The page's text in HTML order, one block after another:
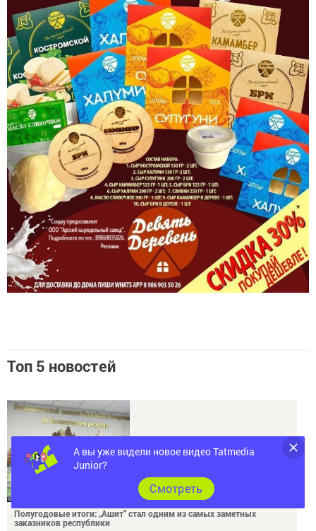
Топ 5 новостей
Полугодовые итоги: „Ашит“ стал одним из самых заметных
заказников республики
А вы уже видели новое видео Tatmedia
Junior?
Cмотреть